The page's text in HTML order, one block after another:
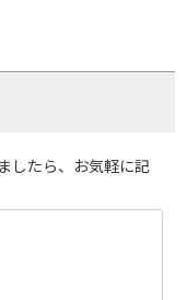
したら、お気軽に記